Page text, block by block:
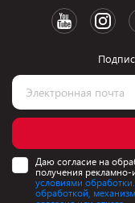
Даю согласие на
получения
условиями обработки.
обработкой,